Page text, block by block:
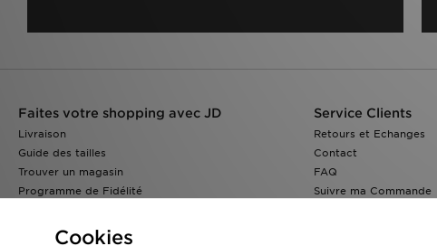
Faites votre shopping avec JD
Livraison
Guide des tailles
Trouver un magasin
Programme de Fidélité
JD Blog
Service Clients
Retours et Echanges
Contact
FAQ
Suivre ma Commande
Cookies